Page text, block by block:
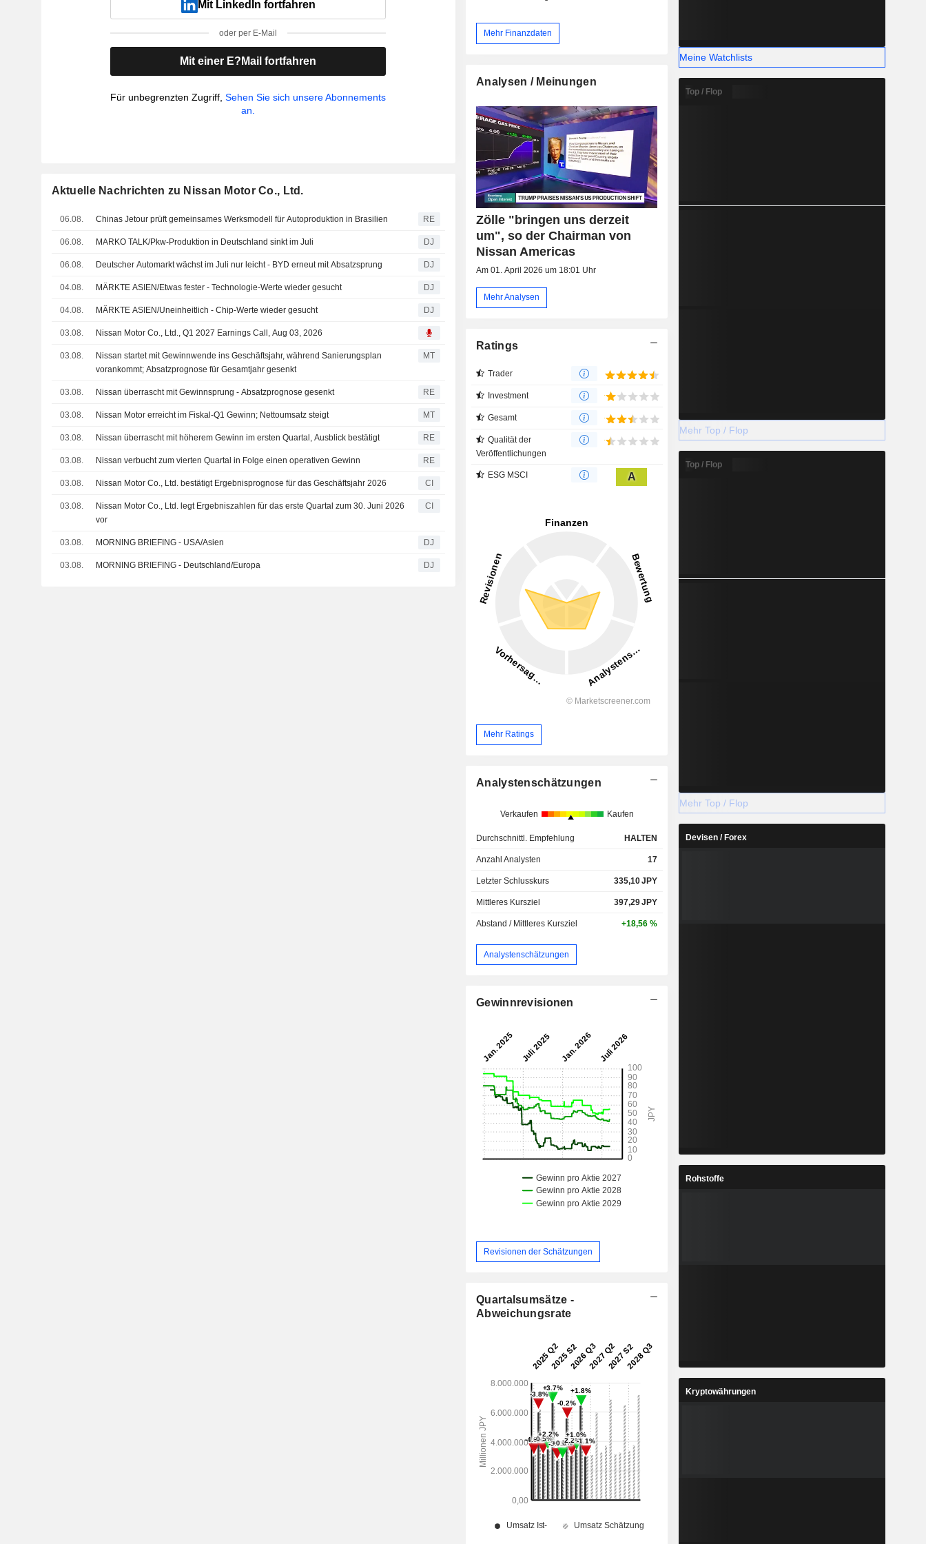
Mit LinkedIn fortfahren
oder per E-Mail
Mit einer E?Mail fortfahren
Für unbegrenzten Zugriff,Sehen Sie sich unsere Abonnements
an.
Aktuelle Nachrichten zu Nissan Motor Co., Ltd.
06.08. Chinas Jetour prüft gemeinsames Werksmodell für Autoproduktion in Brasilien RE
06.08. MARKO TALK/Pkw-Produktion in Deutschland sinkt im Juli DJ
06.08. Deutscher Automarkt wächst im Juli nur leicht - BYD erneut mit Absatzsprung DJ
04.08. MÄRKTE ASIEN/Etwas fester - Technologie-Werte wieder gesucht DJ
04.08. MÄRKTE ASIEN/Uneinheitlich - Chip-Werte wieder gesucht DJ
03.08. Nissan Motor Co., Ltd., Q1 2027 Earnings Call, Aug 03, 2026
03.08.
Nissan startet mit Gewinnwende ins Geschäftsjahr, während Sanierungsplan
vorankommt; Absatzprognose für Gesamtjahr gesenkt
MT
03.08. Nissan überrascht mit Gewinnsprung - Absatzprognose gesenkt RE
03.08. Nissan Motor erreicht im Fiskal-Q1 Gewinn; Nettoumsatz steigt MT
03.08. Nissan überrascht mit höherem Gewinn im ersten Quartal, Ausblick bestätigt RE
03.08. Nissan verbucht zum vierten Quartal in Folge einen operativen Gewinn RE
03.08. Nissan Motor Co., Ltd. bestätigt Ergebnisprognose für das Geschäftsjahr 2026 CI
03.08.
Nissan Motor Co., Ltd. legt Ergebniszahlen für das erste Quartal zum 30. Juni 2026
vor
CI
03.08. MORNING BRIEFING - USA/Asien DJ
03.08. MORNING BRIEFING - Deutschland/Europa DJ
Mehr Finanzdaten
Analysen / Meinungen
Zölle "bringen uns derzeit
um", so der Chairman von
Nissan Americas
Am 01. April 2026 um 18:01 Uhr
Mehr Analysen
Ratings
Trader
Investment
Gesamt
Qualität der
Veröffentlichungen
ESG MSCI A
Mehr Ratings
Analystenschätzungen
Verkaufen Kaufen
Durchschnittl. Empfehlung HALTEN
Anzahl Analysten 17
Letzter Schlusskurs 335,10JPY
Mittleres Kursziel 397,29JPY
Abstand / Mittleres Kursziel +18,56 %
Analystenschätzungen
Gewinnrevisionen
Revisionen der Schätzungen
Quartalsumsätze -
Abweichungsrate
Meine Watchlists
Top / Flop
Mehr Top / Flop
Top / Flop
Mehr Top / Flop
Devisen / Forex
Rohstoffe
Kryptowährungen